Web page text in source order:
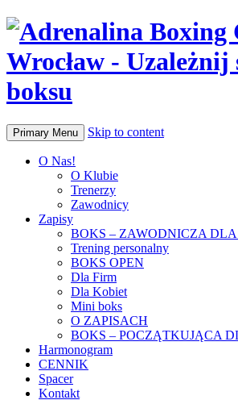
Primary Menu Skip to content
O Nas!
O Klubie
Trenerzy
Zawodnicy
Zapisy
BOKS – ZAWODNICZA
Trening personalny
BOKS OPEN
Dla Firm
Dla Kobiet
Mini boks
O ZAPISACH
BOKS – POCZĄTKUJĄCA
Harmonogram
CENNIK
Spacer
Kontakt